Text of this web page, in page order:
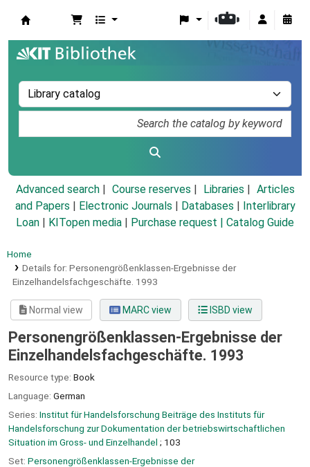
Advanced search Course reserves Libraries
Articles
and Papers
Electronic Journals Databases
Interlibrary
Loan
KITopen media Purchase request | Catalog Guide
Home
Details for: Personengrößenklassen-Ergebnisse der
Einzelhandelsfachgeschäfte. 1993
Normal view MARC view ISBD view
Personengrößenklassen-Ergebnisse der
Einzelhandelsfachgeschäfte. 1993
Resource type: Book
Language: German
Series: Institut für Handelsforschung Beiträge des Instituts für
Handelsforschung zur Dokumentation der betriebswirtschaftlichen
Situation im Gross- und Einzelhandel ; 103
Set: Personengrößenklassen-Ergebnisse der